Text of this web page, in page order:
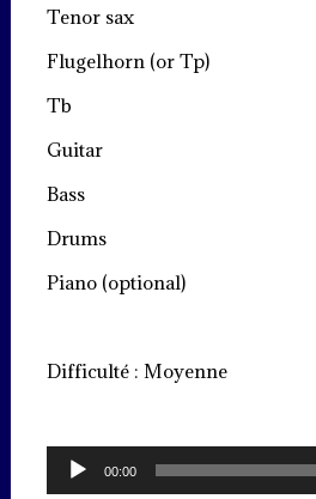
Tenor sax
Flugelhorn (or Tp)
Tb
Guitar
Bass
Drums
Piano (optional)
Difficulté : Moyenne
Lecteur
audio
00:00